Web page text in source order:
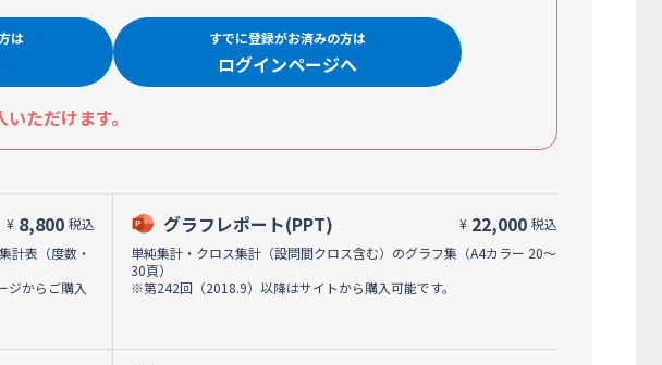
は すでに登録がお済みの方は
ログインページへ
ただけます。
¥ 8,800 税込
計表（度数・
ジからご購入
グラフレポート(PPT) ¥ 22,000 税込
単純集計・クロス集計（設問間クロス含む）のグラフ集（A4カラー 20～
30頁）
※第242回（2018.9）以降はサイトから購入可能です。